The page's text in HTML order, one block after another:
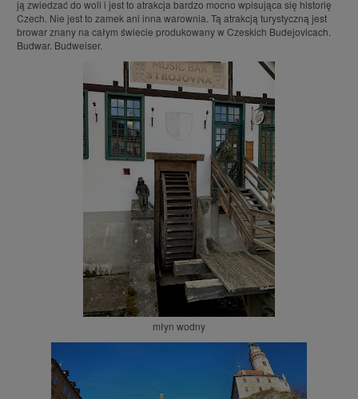
ją zwiedzać do woli i jest to atrakcja bardzo mocno wpisująca się historię
Czech. Nie jest to zamek ani inna warownia. Tą atrakcją turystyczną jest
browar znany na całym świecie produkowany w Czeskich Budejovicach.
Budwar. Budweiser.
młyn wodny